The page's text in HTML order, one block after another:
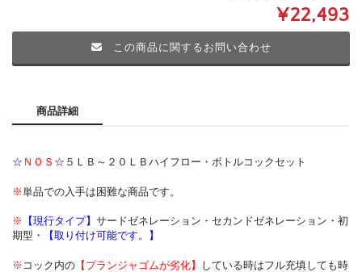
¥22,493
この商品に関するお問い合わせ
商品詳細
☆ ＮＯＳ ☆ ５ＬＢ～２０ＬＢハイフロー・ボトルコックセット
※単品での入手は困難な商品です。
※ 【現行タイプ】 サードゼネレーション・セカンドゼネレーション・初
期型・
【取り付け可能です。】
※ コック内の 【プランジャゴムが劣化】
している時はフル充填しても時